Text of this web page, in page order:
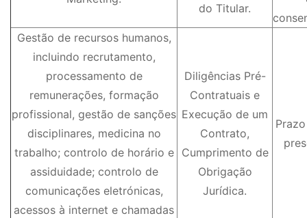
do Titular.
Gestão de recursos humanos,
incluindo recrutamento,
processamento de
remunerações, formação
profissional, gestão de sanções
disciplinares, medicina no
trabalho; controlo de horário e
assiduidade; controlo de
comunicações eletrónicas,
acessos à internet e chamadas
Diligências Pré-
Contratuais e
Execução de um
Contrato,
Cumprimento de
Obrigação
Jurídica.